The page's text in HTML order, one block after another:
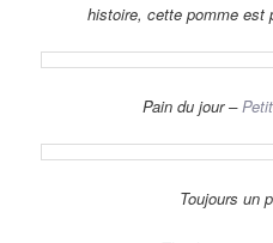
histoire, cette pomme
Pain du jour –
Toujours un